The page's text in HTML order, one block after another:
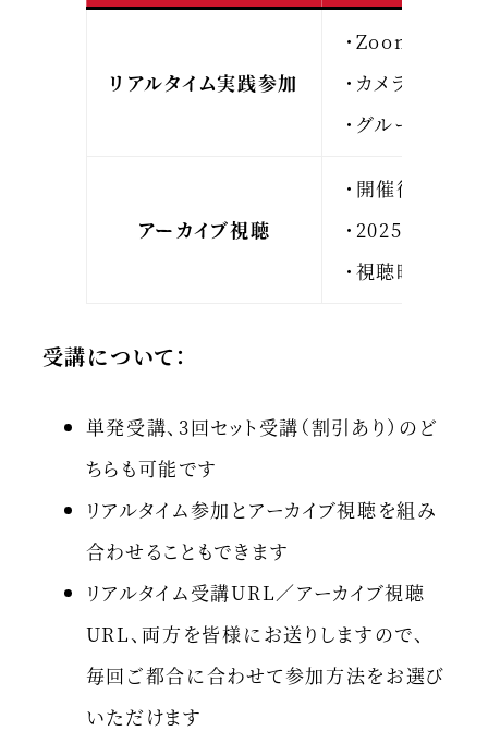
リアルタイム実践参加
・Zoomでライ
・カメラオン
・グループワー
アーカイブ視聴
・開催後数日
・2025年3月末
・視聴時間を
受講について：
単発受講、3回セット受講（割引あり）のど
ちらも可能です
リアルタイム参加とアーカイブ視聴を組み
合わせることもできます
リアルタイム受講URL／アーカイブ視聴
URL、両方を皆様にお送りしますので、
毎回ご都合に合わせて参加方法をお選び
いただけます